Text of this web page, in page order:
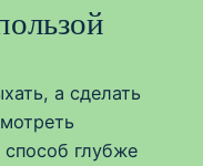
а сделать
глубже